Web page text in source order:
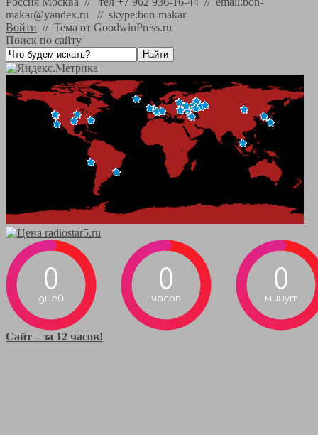
makar@yandex.ru // skype:bon-makar
Войти // Тема от GoodwinPress.ru
Поиск по сайту
0
дней
0
часов
0
минут
Сайт – за 12 часов!